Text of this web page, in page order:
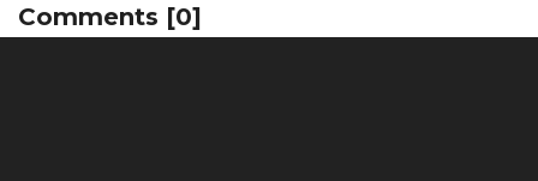
Comments [0]